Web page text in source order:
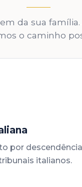
da sua
o caminho
por
italianos.